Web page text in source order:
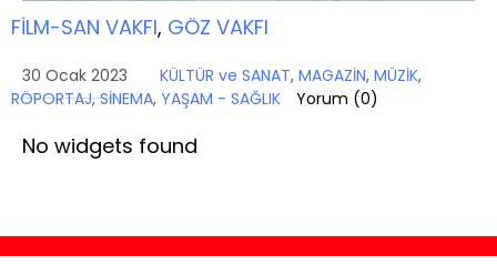
FİLM-SAN VAKFI, GÖZ VAKFI
30 Ocak 2023 KÜLTÜR ve SANAT, MAGAZİN, MÜZİK,
RÖPORTAJ,SİNEMA, YAŞAM - SAĞLIK Yorum (0)
No widgets found